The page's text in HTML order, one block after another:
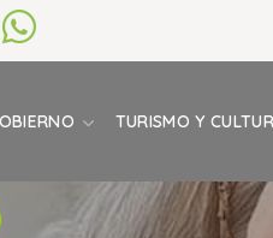
TURISMO Y